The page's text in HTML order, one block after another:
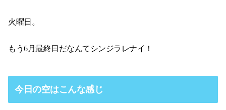
火曜日。
もう6月最終日だなんてシンジラレナイ！
今日の空はこんな感じ